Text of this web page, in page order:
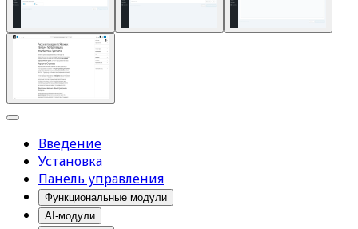
Введение
Установка
Панель управления
Функциональные модули
AI-модули